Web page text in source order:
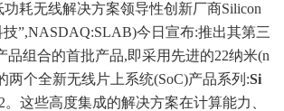
功耗无线解决方案领导性创新厂商Silicon
技”,NASDAQ:SLAB)今日宣布:推出其第三
品组合的首批产品,即采用先进的22纳米(n
两个全新无线片上系统(SoC)产品系列:Si
。这些高度集成的解决方案在计算能力、